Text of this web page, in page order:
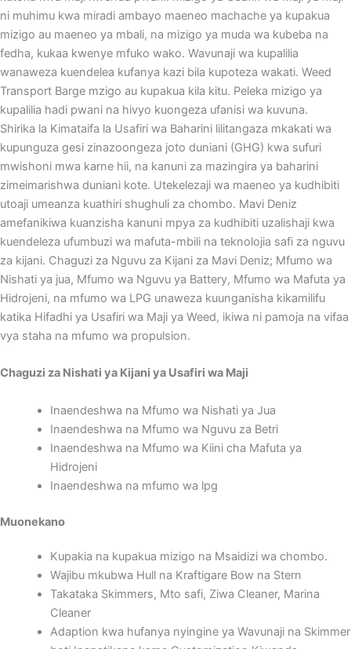
ni muhimu kwa miradi ambayo maeneo machache ya kupakua
mizigo au maeneo ya mbali, na mizigo ya muda wa kubeba na
fedha, kukaa kwenye mfuko wako. Wavunaji wa kupalilia
wanaweza kuendelea kufanya kazi bila kupoteza wakati. Weed
Transport Barge mzigo au kupakua kila kitu. Peleka mizigo ya
kupalilia hadi pwani na hivyo kuongeza ufanisi wa kuvuna.
Shirika la Kimataifa la Usafiri wa Baharini lilitangaza mkakati wa
kupunguza gesi zinazoongeza joto duniani (GHG) kwa sufuri
mwishoni mwa karne hii, na kanuni za mazingira ya baharini
zimeimarishwa duniani kote. Utekelezaji wa maeneo ya kudhibiti
utoaji umeanza kuathiri shughuli za chombo. Mavi Deniz
amefanikiwa kuanzisha kanuni mpya za kudhibiti uzalishaji kwa
kuendeleza ufumbuzi wa mafuta-mbili na teknolojia safi za nguvu
za kijani. Chaguzi za Nguvu za Kijani za Mavi Deniz; Mfumo wa
Nishati ya jua, Mfumo wa Nguvu ya Battery, Mfumo wa Mafuta ya
Hidrojeni, na mfumo wa LPG unaweza kuunganisha kikamilifu
katika Hifadhi ya Usafiri wa Maji ya Weed, ikiwa ni pamoja na vifaa
vya staha na mfumo wa propulsion.
Chaguzi za Nishati ya Kijani ya Usafiri wa Maji
Inaendeshwa na Mfumo wa Nishati ya Jua
Inaendeshwa na Mfumo wa Nguvu za Betri
Inaendeshwa na Mfumo wa Kiini cha Mafuta ya
Hidrojeni
Inaendeshwa na mfumo wa lpg
Muonekano
Kupakia na kupakua mizigo na Msaidizi wa chombo.
Wajibu mkubwa Hull na Kraftigare Bow na Stern
Takataka Skimmers, Mto safi, Ziwa Cleaner, Marina
Cleaner
Adaption kwa hufanya nyingine ya Wavunaji na Skimmer